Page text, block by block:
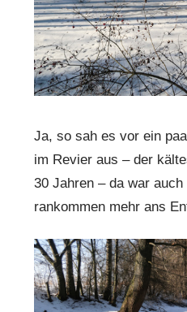
Ja, so sah es vor ein
im Revier aus – der
30 Jahren – da war
rankommen mehr ans